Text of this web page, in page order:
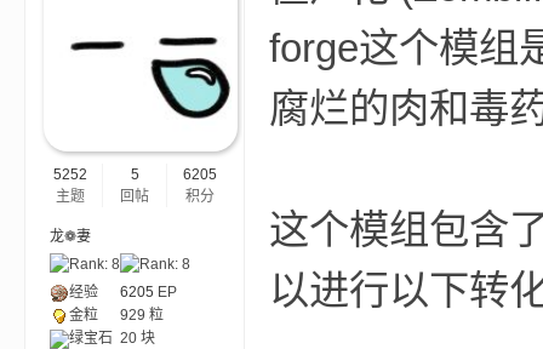
5252
主题
5
回帖
6205
积分
龙❁妻
经验 6205 EP
金粒
929 粒
绿宝石 20 块
forge这个模组
腐烂的肉和毒
这个模组包含
以进行以下转